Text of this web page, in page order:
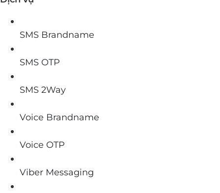
SMS Brandname
SMS OTP
SMS 2Way
Voice Brandname
Voice OTP
Viber Messaging